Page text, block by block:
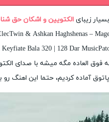
زیبای الکتویین و اشکان حق
& Ashkan Haghshenas –
Keyfiate Bala 320 | 128 Dar
فوق العاده مگه میشه با صدای
آماده کردیم، حتما این اهنگ رو